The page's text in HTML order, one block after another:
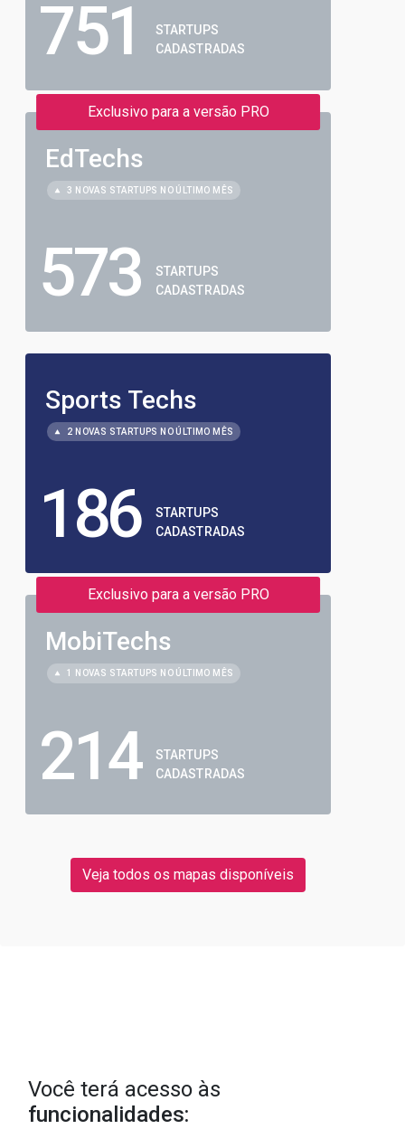
751
STARTUPS
CADASTRADAS
Exclusivo para a versão PRO
EdTechs
3 NOVAS STARTUPS NO ÚLTIMO MÊS
573
STARTUPS
CADASTRADAS
Sports Techs
2 NOVAS STARTUPS NO ÚLTIMO MÊS
186
STARTUPS
CADASTRADAS
Exclusivo para a versão PRO
MobiTechs
1 NOVAS STARTUPS NO ÚLTIMO MÊS
214
STARTUPS
CADASTRADAS
Veja todos os mapas disponíveis
Você terá acesso às
funcionalidades: